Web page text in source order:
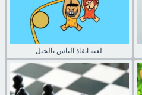
لعبة انقاذ الناس بالحبل